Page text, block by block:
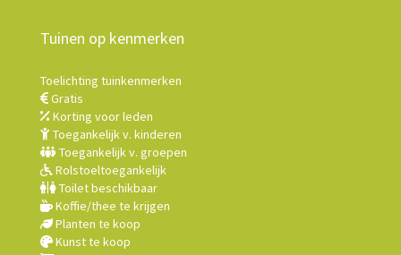
Tuinen op kenmerken
Toelichting tuinkenmerken
Gratis
Korting voor leden
Toegankelijk v. kinderen
Toegankelijk v. groepen
Rolstoeltoegankelijk
Toilet beschikbaar
Koffie/thee te krijgen
Planten te koop
Kunst te koop